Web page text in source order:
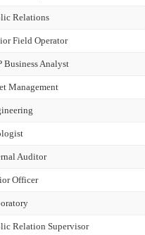
Relations
Field Operator
Business Analyst
Management
Auditor
Officer
Relation Supervisor